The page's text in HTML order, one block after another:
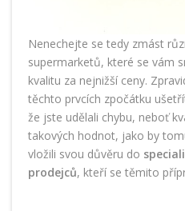
Nenechejte se tedy zmást
supermarketů, které se vám
kvalitu za nejnižší ceny.
těchto prvcích zpočátku
že jste udělali chybu, neboť
takových hodnot, jako by
vložili svou důvěru do
prodejců, kteří se těmito